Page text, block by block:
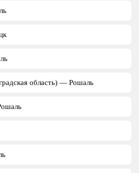
область) — Рошаль